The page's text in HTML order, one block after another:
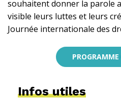
souhaitent donner la parole
visible leurs luttes et leurs
Journée internationale des
Infos utiles